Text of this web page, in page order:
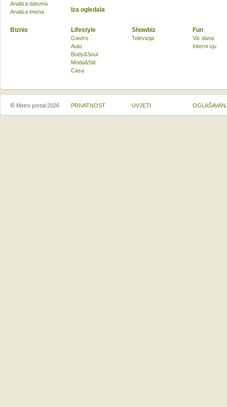
Biznis Lifestyle
Gastro
Auto
Body&Soul
Moda&Stil
Casa
Showbiz
Televizija
Fun
Vic dana
Interni vju
Analiza datuma
Analiza imena
Iza ogledala
© Metro portal 2026 PRIVATNOST UVJETI